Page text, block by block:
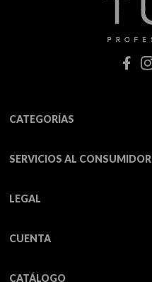
CATEGORÍAS
SERVICIOS AL CONSUMIDOR
LEGAL
CUENTA
CATÁLOGO